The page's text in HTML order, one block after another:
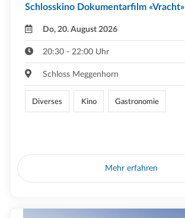
Schlosskino Dokumentarfilm «Vracht»
Do, 20. August 2026
20:30 - 22:00 Uhr
Schloss Meggenhorn
Diverses Kino Gastronomie
Mehr erfahren